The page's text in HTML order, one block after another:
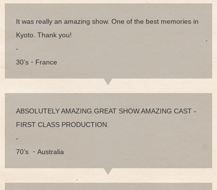
It was really an amazing show. One of the best memories in
Kyoto. Thank you!
-
30’s・France
ABSOLUTELY AMAZING.GREAT SHOW.AMAZING CAST -
FIRST CLASS PRODUCTION.
-
70’s ・Australia